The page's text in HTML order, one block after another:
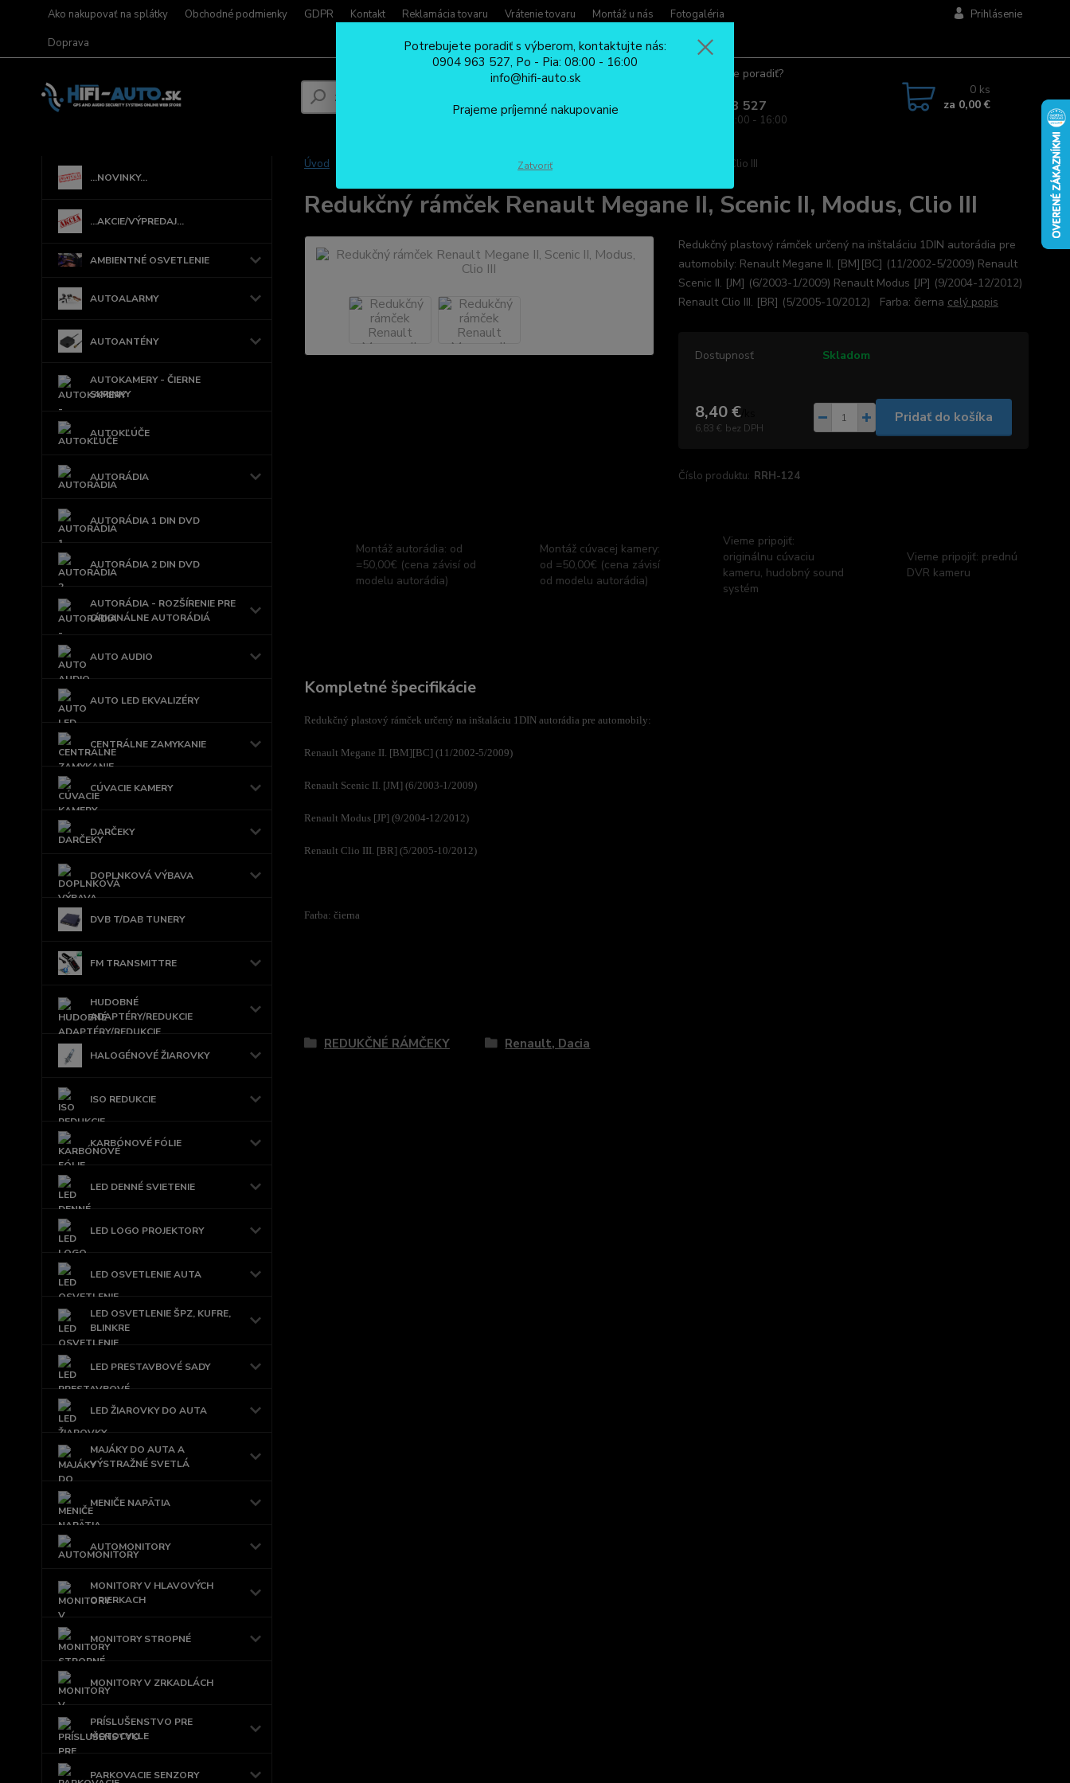
Ako nakupovať na splátky Obchodné podmienky GDPR Kontakt Reklamácia tovaru Vrátenie tovaru Montáž u nás
Fotogaléria
Doprava
Prihlásenie
Potrebujete poradiť?
0904 963 527
Po - Pia: 08:00 - 16:00
0 ks
za 0,00 €
...NOVINKY...
...AKCIE/VÝPREDAJ...
AMBIENTNÉ OSVETLENIE
AUTOALARMY
AUTOANTÉNY
AUTOKAMERY - ČIERNE
SKRINKY
AUTOKĽÚČE
AUTORÁDIA
AUTORÁDIA 1 DIN DVD
AUTORÁDIA 2 DIN DVD
AUTORÁDIA - ROZŠÍRENIE PRE
ORIGINÁLNE AUTORÁDIÁ
AUTO AUDIO
AUTO LED EKVALIZÉRY
CENTRÁLNE ZAMYKANIE
CÚVACIE KAMERY
DARČEKY
DOPLNKOVÁ VÝBAVA
DVB T/DAB TUNERY
FM TRANSMITTRE
HUDOBNÉ
ADAPTÉRY/REDUKCIE
HALOGÉNOVÉ ŽIAROVKY
ISO REDUKCIE
KARBÓNOVÉ FÓLIE
LED DENNÉ SVIETENIE
LED LOGO PROJEKTORY
LED OSVETLENIE AUTA
LED OSVETLENIE ŠPZ, KUFRE,
BLINKRE
LED PRESTAVBOVÉ SADY
LED ŽIAROVKY DO AUTA
MAJÁKY DO AUTA A
VÝSTRAŽNÉ SVETLÁ
MENIČE NAPÄTIA
AUTOMONITORY
MONITORY V HLAVOVÝCH
OPIERKACH
MONITORY STROPNÉ
MONITORY V ZRKADLÁCH
PRÍSLUŠENSTVO PRE
MOTOCYKLE
PARKOVACIE SENZORY
Úvod Redukčný rámček Renault Megane II, Scenic II, Modus, Clio III
Redukčný rámček Renault Megane II, Scenic II, Modus, Clio III
Redukčný plastový rámček určený na inštaláciu 1DIN autorádia pre
automobily: Renault Megane II. [BM][BC] (11/2002-5/2009) Renault
Scenic II. [JM] (6/2003-1/2009) Renault Modus [JP] (9/2004-12/2012)
Renault Clio III. [BR] (5/2005-10/2012) Farba: čierna celý popis
Dostupnosť Skladom
8,40 €/
6,83 € bez DPH
Pridať do košíka
Číslo produktu: RRH-124
Montáž autorádia: od
=50,00€ (cena závisí od
modelu autorádia)
Montáž cúvacej kamery:
od =50,00€ (cena závisí
od modelu autorádia)
Vieme pripojiť:
originálnu cúvaciu
kameru, hudobný sound
systém
Vieme pripojiť: prednú
DVR kameru
Kompletné špecifikácie
Redukčný plastový rámček určený na inštaláciu 1DIN autorádia pre automobily:
Renault Megane II. [BM][BC] (11/2002-5/2009)
Renault Scenic II. [JM] (6/2003-1/2009)
Renault Modus [JP] (9/2004-12/2012)
Renault Clio III. [BR] (5/2005-10/2012)
Farba: čierna
REDUKČNÉ RÁMČEKY Renault, Dacia
Potrebujete poradiť s výberom, kontaktujte nás:
0904 963 527, Po - Pia: 08:00 - 16:00
info@hifi-auto.sk
Prajeme príjemné nakupovanie
Zatvoriť